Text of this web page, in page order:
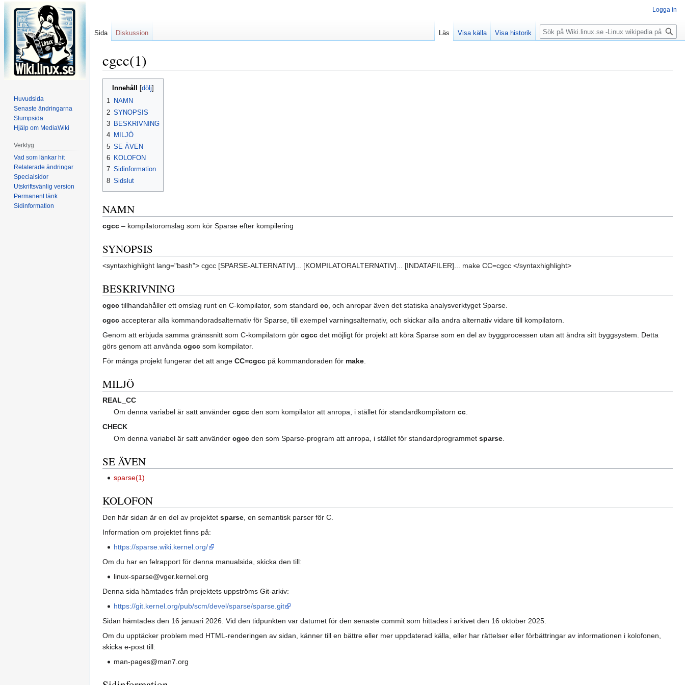
cgcc(1)
Hoppa
Hoppa
Innehåll
1 NAMN
2 SYNOPSIS
3 BESKRIVNING
4 MILJÖ
5 SE ÄVEN
6 KOLOFON
7 Sidinformation
8 Sidslut
NAMN
cgcc – kompilatoromslag som kör Sparse efter kompilering
SYNOPSIS
<syntaxhighlight lang="bash"> cgcc [SPARSE-ALTERNATIV]... [KOMPILATORALTERNATIV]... [INDATAFILER]... make CC=cgcc </syntaxhighlight>
BESKRIVNING
cgcc tillhandahåller ett omslag runt en C-kompilator, som standard cc, och anropar även det statiska analysverktyget Sparse.
cgcc accepterar alla kommandoradsalternativ för Sparse, till exempel varningsalternativ, och skickar alla andra alternativ vidare till kompilatorn.
Genom att erbjuda samma gränssnitt som C-kompilatorn gör cgcc det möjligt för projekt att köra Sparse som en del av byggprocessen utan att ändra sitt byggsystem. Detta
görs genom att använda cgcc som kompilator.
För många projekt fungerar det att ange CC=cgcc på kommandoraden för make.
MILJÖ
REAL_CC
Om denna variabel är satt användercgcc den som kompilator att anropa, i stället för standardkompilatorncc
CHECK
Om denna variabel är satt användercgcc den som Sparse-program att anropa, i stället för standardprogrammetsparse.
SE ÄVEN
sparse(1)
KOLOFON
Den här sidan är en del av projektet sparse , en semantisk parser för C.
Information om projektet finns på:
https://sparse.wiki.kernel.org/
Om du har en felrapport för denna manualsida, skicka den till:
linux-sparse@vger.kernel.org
Denna sida hämtades från projektets uppströms Git-arkiv:
https://git.kernel.org/pub/scm/devel/sparse/sparse.git
Sidan hämtades den 16 januari 2026. Vid den tidpunkten var datumet för den senaste commit som hittades i arkivet den 16 oktober 2025.
Om du upptäcker problem med HTML-renderingen av sidan, känner till en bättre eller mer uppdaterad källa, eller har rättelser eller förbättringar av informationen i kolofonen,
skicka e-post till:
man-pages@man7.org
Logga in
Sida Diskussion Läs Visa källa Visa historik Sök
Huvudsida
Senaste ändringarna
Slumpsida
Hjälp om MediaWiki
Verktyg
Vad som länkar hit
Relaterade ändringar
Specialsidor
Utskriftsvänlig version
Permanent länk
Sidinformation